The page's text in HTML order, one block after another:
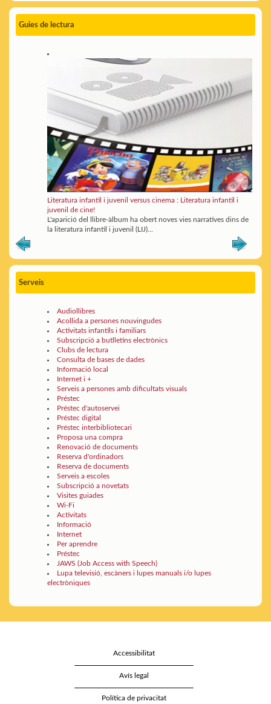
Guies de lectura
Literatura infantil i juvenil versus cinema : Literatura infantil i
juvenil de cine!
L'aparició del llibre-àlbum ha obert noves vies narratives dins de
la literatura infantil i juvenil (LIJ)...
Serveis
Audiollibres
Acollida a persones nouvingudes
Activitats infantils i familiars
Subscripció a butlletins electrònics
Clubs de lectura
Consulta de bases de dades
Informació local
Internet i +
Serveis a persones amb dificultats visuals
Préstec
Préstec d'autoservei
Préstec digital
Préstec interbibliotecari
Proposa una compra
Renovació de documents
Reserva d'ordinadors
Reserva de documents
Serveis a escoles
Subscripció a novetats
Visites guiades
Wi-Fi
Activitats
Informació
Internet
Per aprendre
Préstec
JAWS (Job Access with Speech)
Lupa televisió, escàners i lupes manuals i/o lupes
electròniques
Accessibilitat
Avís legal
Política de privacitat